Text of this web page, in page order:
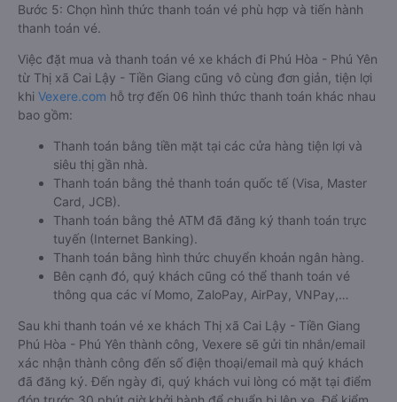
Bước 5: Chọn hình thức thanh toán vé phù hợp và tiến hành
thanh toán vé.
Việc đặt mua và thanh toán vé xe khách đi Phú Hòa - Phú Yên
từ Thị xã Cai Lậy - Tiền Giang cũng vô cùng đơn giản, tiện lợi
khi Vexere.com hỗ trợ đến 06 hình thức thanh toán khác nhau
bao gồm:
Thanh toán bằng tiền mặt tại các cửa hàng tiện lợi và
siêu thị gần nhà.
Thanh toán bằng thẻ thanh toán quốc tế (Visa, Master
Card, JCB).
Thanh toán bằng thẻ ATM đã đăng ký thanh toán trực
tuyến (Internet Banking).
Thanh toán bằng hình thức chuyển khoản ngân hàng.
Bên cạnh đó, quý khách cũng có thể thanh toán vé
thông qua các ví Momo, ZaloPay, AirPay, VNPay,…
Sau khi thanh toán vé xe khách Thị xã Cai Lậy - Tiền Giang
Phú Hòa - Phú Yên thành công, Vexere sẽ gửi tin nhắn/email
xác nhận thành công đến số điện thoại/email mà quý khách
đã đăng ký. Đến ngày đi, quý khách vui lòng có mặt tại điểm